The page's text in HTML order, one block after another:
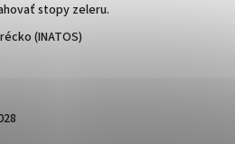
stopy zeleru.
(INATOS)